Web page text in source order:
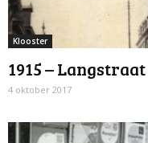
Klooster
1915 –
4 oktober 2017